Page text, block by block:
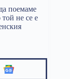
поемаме
не се е